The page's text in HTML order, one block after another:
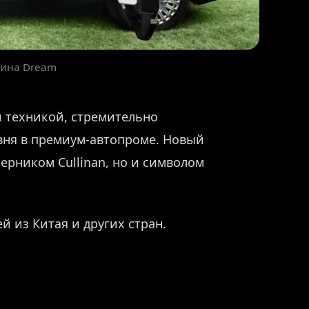
Dream
стремительно
в премиум-автопроме. Новый
Cullinan, но и символом
из Китая и других стран.